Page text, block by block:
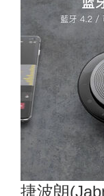
捷波朗